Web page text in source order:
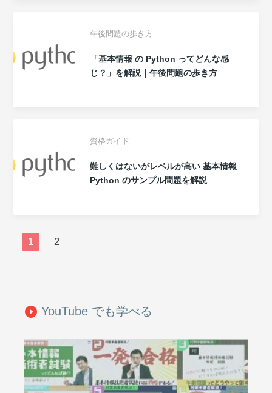
午後問題の歩き方
「基本情報 の Python ってどんな感
じ？」を解説｜午後問題の歩き方
資格ガイド
難しくはないがレベルが高い 基本情報
Python のサンプル問題を解説
1 2
play_circle_filled YouTube でも学べる